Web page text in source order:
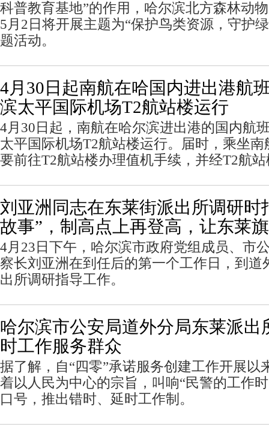
科普教育基地”的作用，哈尔滨北方森林动
5月2日将开展主题为“保护鸟类资源，守护
题活动。
4月30日起南航在哈国内进出港航
滨太平国际机场T2航站楼运行
4月30日起，南航在哈尔滨进出港的国内航
太平国际机场T2航站楼运行。届时，乘坐
要前往T2航站楼办理值机手续，并经T2航
刘亚洲同志在东莱街派出所调研时
故事”，制高点上再登高，让东莱
4月23日下午，哈尔滨市政府党组成员、市
察长刘亚洲在到任后的第一个工作日，到道
出所调研指导工作。
哈尔滨市公安局道外分局东莱派出
时工作服务群众
据了解，自“四零”承诺服务创建工作开展以
着以人民为中心的宗旨，叫响“民警的工作
口号，推出错时、延时工作制。